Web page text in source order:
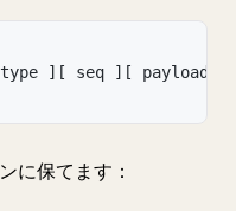
type ] [ seq ] [
に保てます：